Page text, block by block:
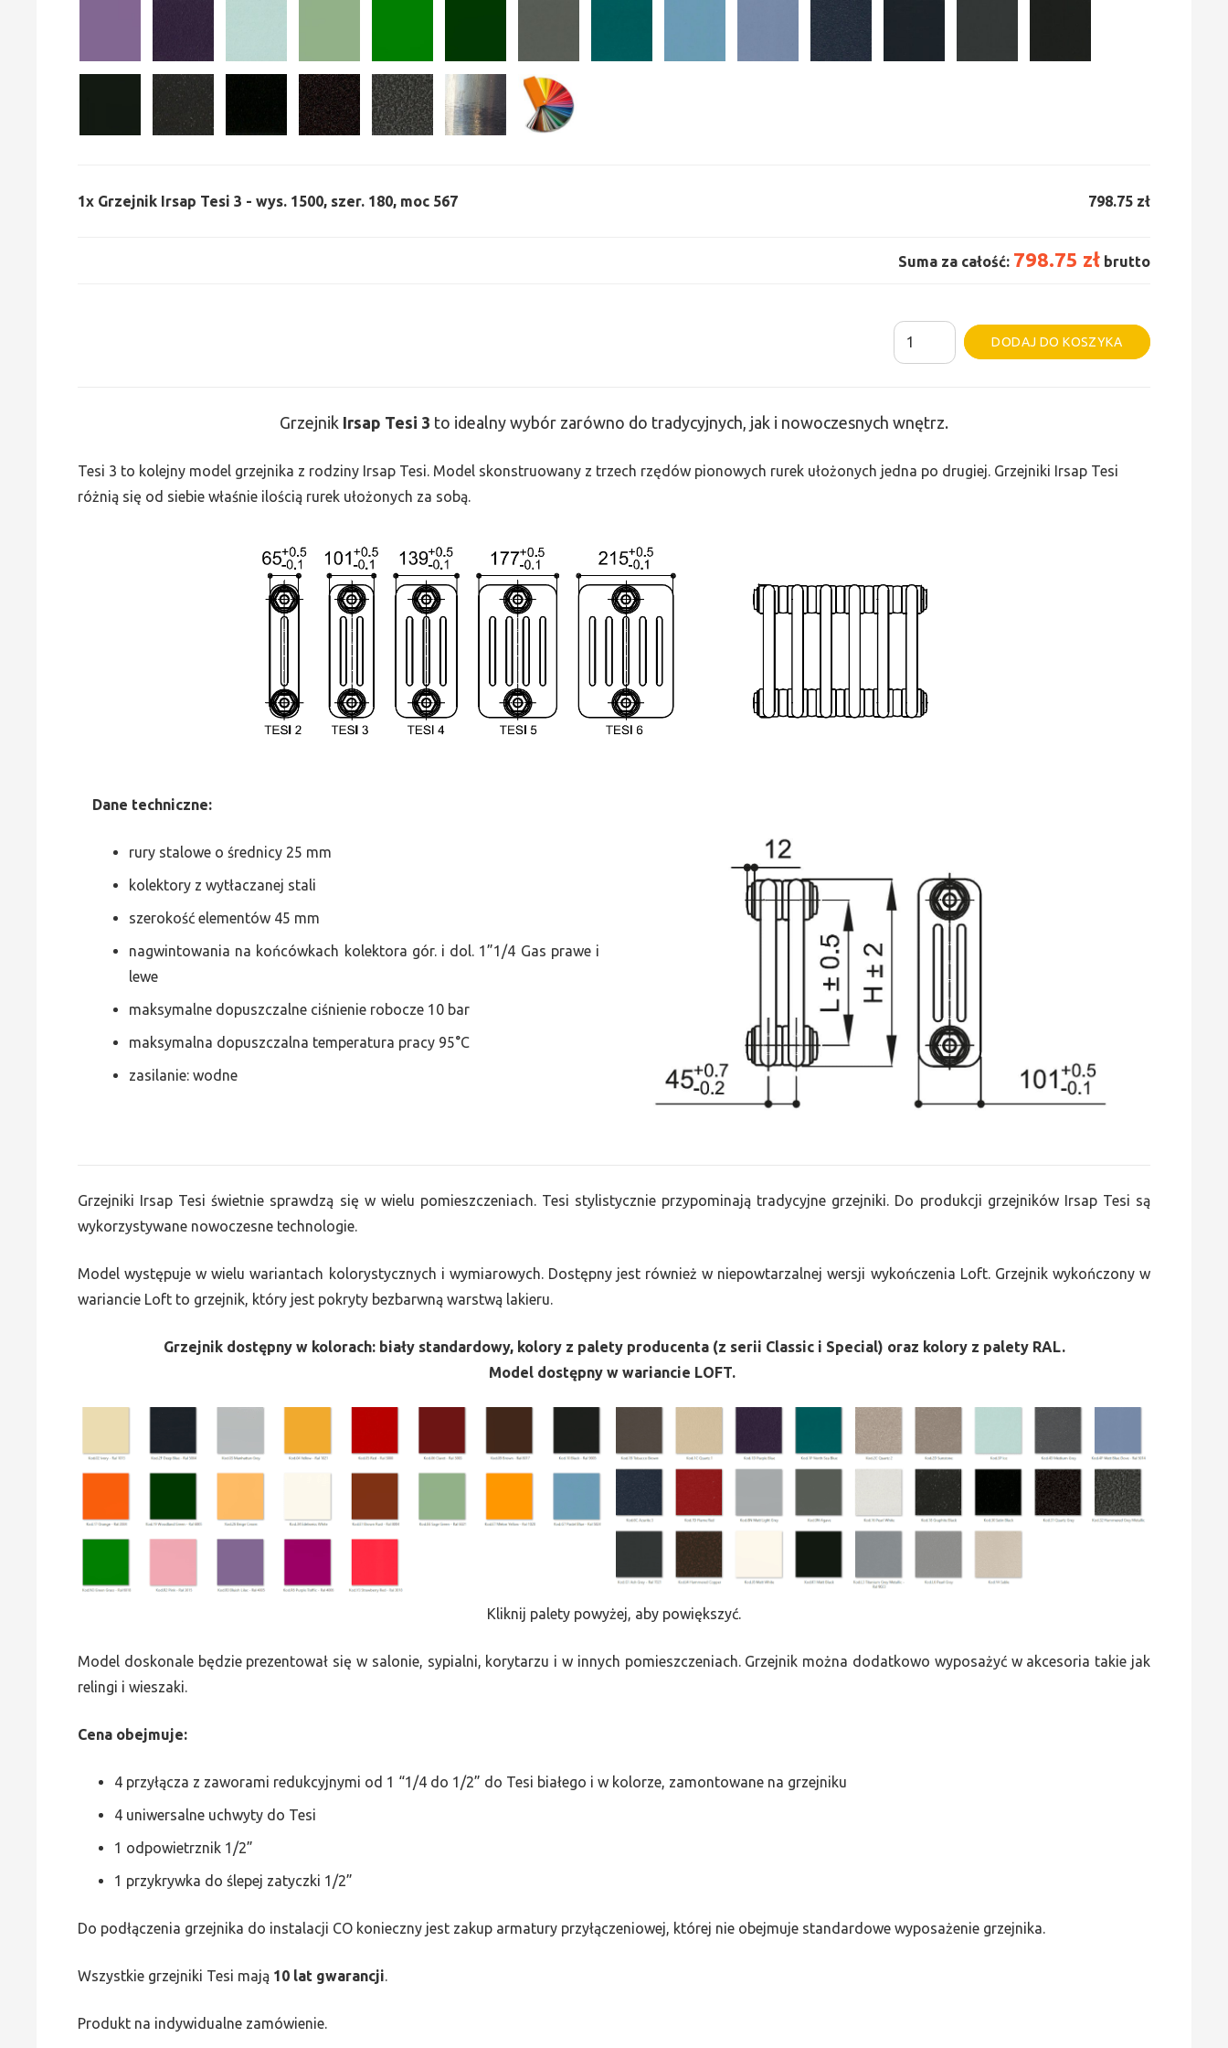
1x Grzejnik Irsap Tesi 3 - wys. 1500, szer. 180, moc 567 798.75 zł
Suma za całość: 798.75 zł brutto
ilość
Grzejnik
moc
567
DODAJ DO KOSZYKA
Alternative:
Grzejnik Irsap Tesi 3 to idealny wybór zarówno do tradycyjnych, jak i nowoczesnych wnętrz.
Tesi 3 to kolejny model grzejnika z rodziny Irsap Tesi. Model skonstruowany z trzech rzędów pionowych rurek ułożonych jedna po drugiej. Grzejniki Irsap Tesi
różnią się od siebie właśnie ilością rurek ułożonych za sobą.
Dane techniczne:
rury stalowe o średnicy 25 mm
kolektory z wytłaczanej stali
szerokość elementów 45 mm
nagwintowania na końcówkach kolektora gór. i dol. 1”1/4 Gas prawe i
lewe
maksymalne dopuszczalne ciśnienie robocze 10 bar
maksymalna dopuszczalna temperatura pracy 95°C
zasilanie: wodne
Grzejniki Irsap Tesi świetnie sprawdzą się w wielu pomieszczeniach. Tesi stylistycznie przypominają tradycyjne grzejniki. Do produkcji grzejników Irsap Tesi są
wykorzystywane nowoczesne technologie.
Model występuje w wielu wariantach kolorystycznych i wymiarowych. Dostępny jest również w niepowtarzalnej wersji wykończenia Loft. Grzejnik wykończony w
wariancie Loft to grzejnik, który jest pokryty bezbarwną warstwą lakieru.
Grzejnik dostępny w kolorach: biały standardowy, kolory z palety producenta (z serii Classic i Special) oraz kolory z palety RAL.
Model dostępny w wariancie LOFT.
Kliknij palety powyżej, aby powiększyć.
Model doskonale będzie prezentował się w salonie, sypialni, korytarzu i w innych pomieszczeniach. Grzejnik można dodatkowo wyposażyć w akcesoria takie jak
relingi i wieszaki.
Cena obejmuje:
4 przyłącza z zaworami redukcyjnymi od 1 “1/4 do 1/2” do Tesi białego i w kolorze, zamontowane na grzejniku
4 uniwersalne uchwyty do Tesi
1 odpowietrznik 1/2”
1 przykrywka do ślepej zatyczki 1/2”
Do podłączenia grzejnika do instalacji CO konieczny jest zakup armatury przyłączeniowej, której nie obejmuje standardowe wyposażenie grzejnika.
Wszystkie grzejniki Tesi mają 10 lat gwarancji.
Produkt na indywidualne zamówienie.